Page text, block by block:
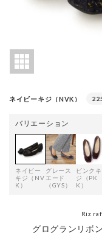
ネイビーキジ（NVK）
バリエーション
ネイビー
キジ（NV
K）
グレース
エード
（GYS）
ピンクキ
ジ（PK
K）
Riz
グログランリボ